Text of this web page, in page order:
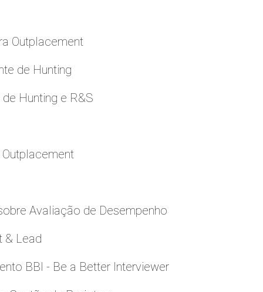
Outplacement
de Hunting
Hunting e R&S
Avaliação de Desempenho
& Lead
BBI - Be a Better Interviewer